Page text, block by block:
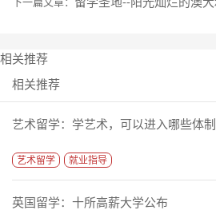
相关推荐
相关推荐
艺术留学：学艺术，可以进入哪些体制
艺术留学 就业指导
英国留学：十所高薪大学公布